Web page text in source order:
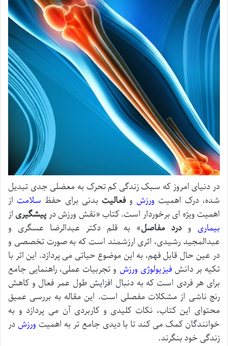
در دنیای امروز که سبک زندگی کم تحرک به معضلی جدی تبدیل
شده، درک اهمیت ورزش و فعالیت بدنی برای حفظ سلامت از
اهمیت ویژه ای برخوردار است. کتاب «نقش ورزش درپیشگیری از
بیماری و درد مفاصل» به قلم دکتر عبدالرضا عسگری و
عبدالمجید رشیدی، اثری ارزشمند است که به صورت تخصصی و
در عین حال قابل فهم، به این موضوع حیاتی می پردازد. این اثر با
تکیه بر دانشفیزیولوژی ورزش و تجربیات عملی، راهنمایی جامع
برای هر فردی است که به دنبال افزایش طول عمر فعال و کاهش
رنج ناشی از مشکلات مفصلی است. این مقاله به بررسی عمیق
محتوای این کتاب، نکات کلیدی و کاربردی آن می پردازد و به
خوانندگان کمک می کند تا با دیدی جامع تر به اهمیت ورزش در
زندگی خود بنگرند.